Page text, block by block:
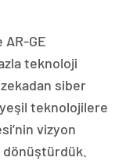
AR-GE
teknoloji
siber
teknolojilere
vizyon